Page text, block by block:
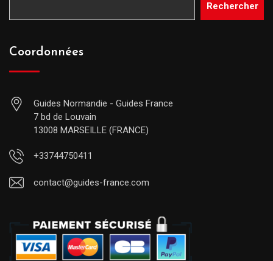
Rechercher
Coordonnées
Guides Normandie - Guides France
7 bd de Louvain
13008 MARSEILLE (FRANCE)
+33744750411
contact@guides-france.com